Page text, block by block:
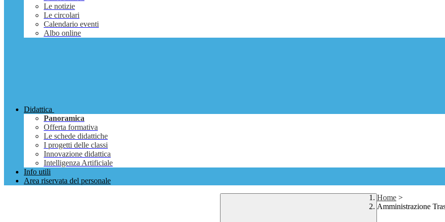
Le notizie
Le circolari
Calendario eventi
Albo online
Didattica
Panoramica
Offerta formativa
Le schede didattiche
I progetti delle classi
Innovazione didattica
Intelligenza Artificiale
Info utili
Area riservata del personale
Home >
Amministrazione